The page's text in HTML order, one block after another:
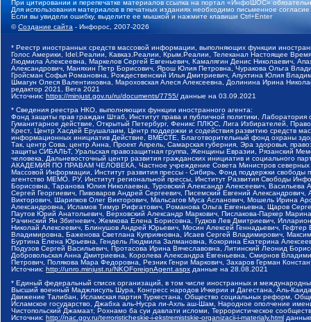
При цитировании и перепечатке материалов ссылка на портал «ИнфоШОС»
Для использования материалов в печатных изданиях необходимо письменное
Если вы увидели ошибку, выделите ее мышкой и нажмите клавиши Ctrl+Enter
©Создание сайта - Инфорос, 2007-2026
* Реестр иностранных средств массовой информации, выполняющих функции
Голос Америки, Idel.Реалии, Кавказ.Реалии, Крым.Реалии, Телеканал Настоящее
Людмила Алексеевна, Маркелов Сергей Евгеньевич, Камалягин Денис Николаевич,
Александрович, Маняхин Петр Борисович, Ярош Юлия Петровна, Чуракова Ольга
Гройсман Софья Романовна, Рождественский Илья Дмитриевич, Апухтина Юлия
Шмагун Олеся Валентиновна, Мароховская Алеся Алексеевна, Долинина Ирина
редактор 2021, Вега 2021
Источник: https://minjust.gov.ru/ru/documents/7755/ данные на 03.09.2021
* Сведения реестра НКО, выполняющих функции иностранного агента:
Фонд защиты прав граждан Штаб, Институт права и публичной политики,
Гуманитарное действие, Открытый Петербург, Феникс ПЛЮС, Лига Избирателей,
Крест, Центр Хасдей Ерушалаим, Центр поддержки и содействия развитию средств
информационных инициатив Действие, ВМЕСТЕ, Благотворительный фонд охраны
Так, центр Сова, центр Анна, Проект Апрель, Самарская губерния, Эра здоровья,
защиты СИБАЛЬТ, Уральская правозащитная группа, Женщины Евразии, Рязанский
человека, Дальневосточный центр развития гражданских инициатив и социального
АКАДЕМИЯ ПО ПРАВАМ ЧЕЛОВЕКА, Частное учреждение Совета Министров северных
Массовой Информации, Институт развития прессы - Сибирь, Фонд поддержки
агентство МЕМО. РУ, Институт региональной прессы, Институт Развития Свободы
Борисовна, Таранова Юлия Николаевна, Туровский Александр Алексеевич,
Сергей Георгиевич, Пивоваров Андрей Сергеевич, Писемский Евгений
Викторович, Шарипков Олег Викторович, Мальсагов Муса Асланович, Мошель Ирина
Александровна, Исламов Тимур Рифгатович, Романова Ольга Евгеньевна, Щаров
Паутов Юрий Анатольевич, Верховский Александр Маркович, Пислакова-Паркер
Рачинский Ян Збигневич, Жемкова Елена Борисовна, Гудков Лев Дмитриевич,
Николай Алексеевич, Блинушов Андрей Юрьевич, Мосин Алексей Геннадьевич,
Владимировна, Баженова Светлана Куприяновна, Исаев Сергей Владимирович,
Буртина Елена Юрьевна, Гендель Людмила Залмановна, Кокорина Екатерина
Подузов Сергей Васильевич, Протасова Ирина Вячеславовна, Литинский Леонид
Добровольская Анна Дмитриевна, Королева Александра Евгеньевна, Смирнов
Петрович, Полякова Мара Федоровна, Резник Генри Маркович, Захаров Герман
Источник: http://unro.minjust.ru/NKOForeignAgent.aspx данные на 28.08.2021
* Единый федеральный список организаций, в том числе иностранных и
Высший военный Маджлисуль Шура, Конгресс народов Ичкерии и Дагестана, Аль-
Движение Талибан, Исламская партия Туркестана, Общество социальных реформ,
Исламское государство, Джабха аль-Нусра ли-Ахль аш-Шам, Народное ополчение
Чистопольский Джамаат, Рохнамо ба суи давлати исломи, Террористическое
Источник: http://nac.gov.ru/terroristicheskie-i-ekstremistskie-organizacii-i-materialy.html